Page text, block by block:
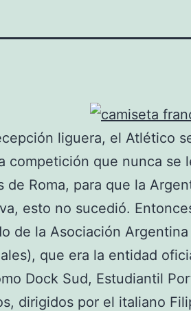
liguera, el Atlético
competición que nunca se
de Roma, para que la
esto no sucedió.
de la Asociación
que era la entidad
Dock Sud, Estudiantil
dirigidos por el italiano